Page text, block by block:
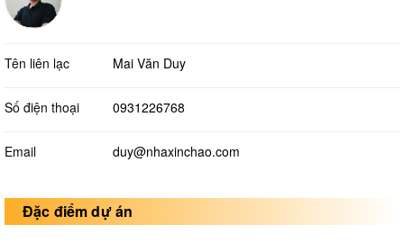
Tên liên lạc Mai Văn Duy
Số điện thoại 0931226768
Email duy@nhaxinchao.com
Đặc điểm dự án